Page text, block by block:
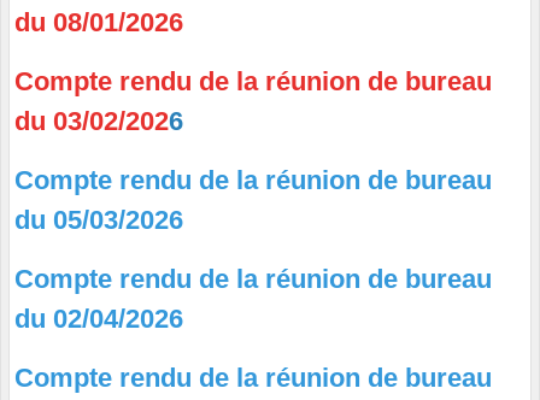
du 08/01/2026
Compte rendu de la réunion de bureau
du 03/02/2026
Compte rendu de la réunion de bureau
du 05/03/2026
Compte rendu de la réunion de bureau
du 02/04/2026
Compte rendu de la réunion de bureau